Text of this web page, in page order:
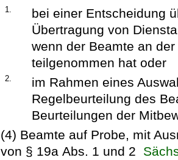
1.
bei einer Entscheidung
Übertragung von
wenn der Beamte an
teilgenommen hat oder
2.
im Rahmen eines
Regelbeurteilung des
Beurteilungen der
(4) Beamte auf Probe, mit
von § 19a Abs. 1 und 2